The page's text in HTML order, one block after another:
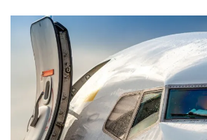
presión en
de flujo de